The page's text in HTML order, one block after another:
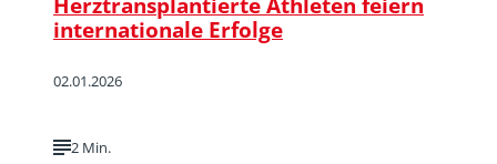
internationale Erfolge
02.01.2026
2 Min.